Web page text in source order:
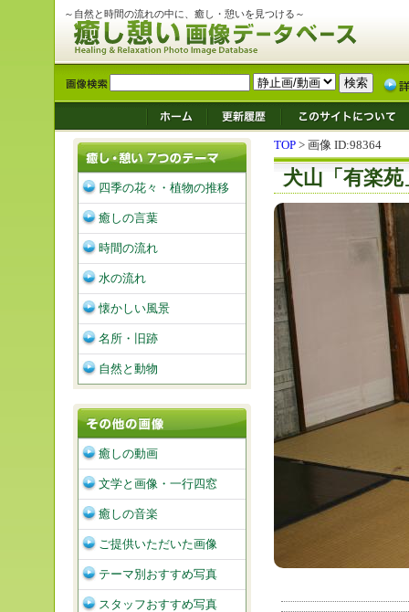
～自然と時間の流れの中に、癒し・憩いを見つける～
TOP > 画像 ID:98364
犬山「有楽
四季の花々・植物の推移
癒しの言葉
時間の流れ
水の流れ
懐かしい風景
名所・旧跡
自然と動物
癒しの動画
文学と画像・一行四窓
癒しの音楽
ご提供いただいた画像
テーマ別おすすめ写真
スタッフおすすめ写真